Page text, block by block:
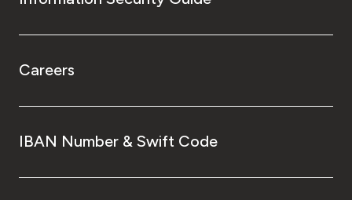
Careers
IBAN Number & Swift Code